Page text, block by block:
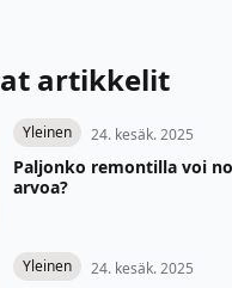
artikkelit
Yleinen 24. kesäk. 2025
Paljonko remontilla voi
arvoa?
Yleinen 24. kesäk. 2025